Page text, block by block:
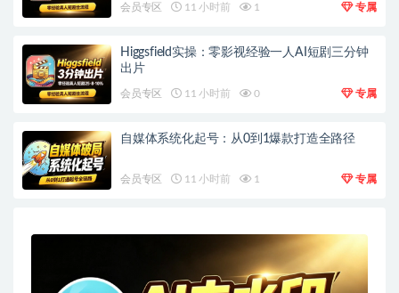
会员专区 11 小时前 1 专属
Higgsfield实操：零影视经验一人AI短剧三分钟
出片
会员专区 11 小时前 0 专属
自媒体系统化起号：从0到1爆款打造全路径
会员专区 11 小时前 1 专属